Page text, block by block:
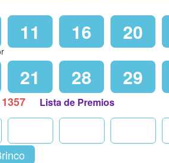
11 16 20
21 28 29
1357 Lista de Premios